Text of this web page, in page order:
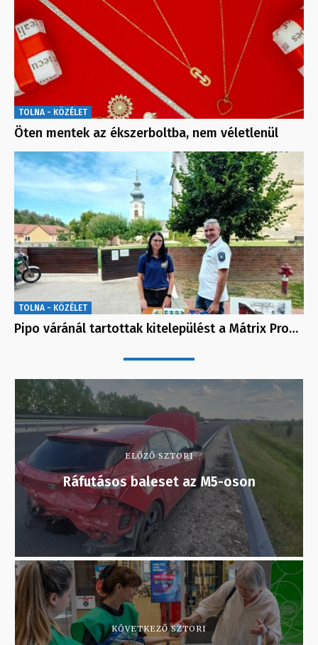
TOLNA - KÖZÉLET
Öten mentek az ékszerboltba, nem véletlenül
TOLNA - KÖZÉLET
Pipo váránál tartottak kitelepülést a Mátrix Pro…
ELŐZŐ SZTORI
Ráfutásos baleset az M5-oson
KÖVETKEZŐ SZTORI